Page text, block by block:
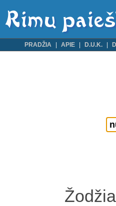
PRADŽIA APIE D.U.K.